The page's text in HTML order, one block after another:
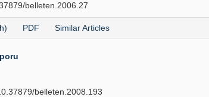
belleten.2006.27
PDF Similar Articles
belleten.2008.193